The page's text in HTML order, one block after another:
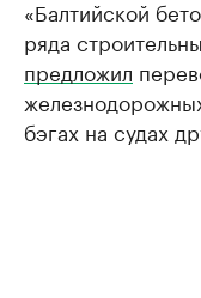
«Балтийской
ряда
предложил
бэгах на судах